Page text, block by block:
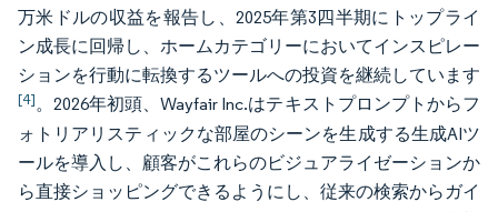
万米ドルの収益を報告し、2025年第3四半期にトップライ
ン成長に回帰し、ホームカテゴリーにおいてインスピレー
ションを行動に転換するツールへの投資を継続しています
[4]。2026年初頭、Wayfair Inc.はテキストプロンプトからフ
ォトリアリスティックな部屋のシーンを生成する生成AIツ
ールを導入し、顧客がこれらのビジュアライゼーションか
ら直接ショッピングできるようにし、従来の検索からガイ